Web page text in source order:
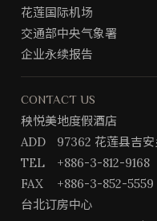
花莲国际机场
交通部中央气象署
企业永续报告
CONTACT US
秧悦美地度假酒店
ADD
97362 花莲县吉
TEL
+886-3-812-9168
FAX
+886-3-852-5559
台北订房中心